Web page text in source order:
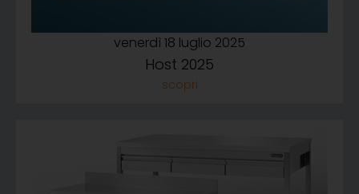
venerdì 18 luglio 2025
Host 2025